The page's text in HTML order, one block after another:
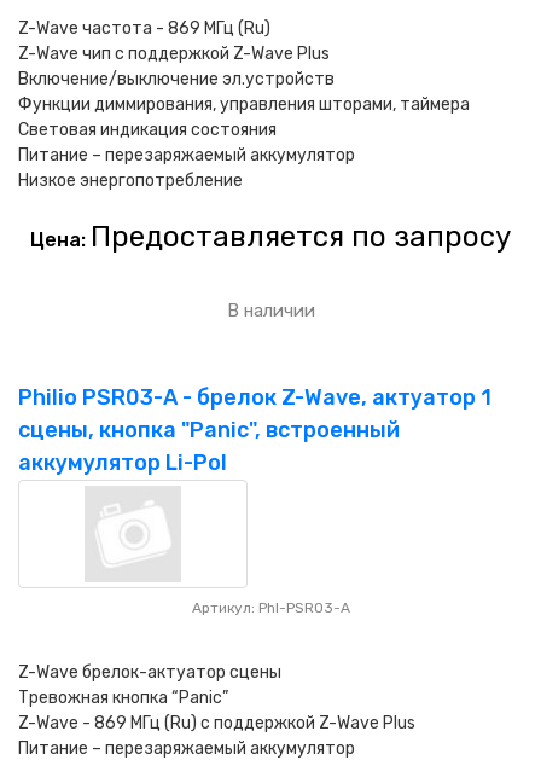
Z-Wave частота - 869 МГц (Ru)
Z-Wave чип с поддержкой Z-Wave Plus
Включение/выключение эл.устройств
Функции диммирования, управления шторами, таймера
Световая индикация состояния
Питание – перезаряжаемый аккумулятор
Низкое энергопотребление
Цена: Предоставляется по запросу
В наличии
Philio PSR03-A - брелок Z-Wave, актуатор 1
сцены, кнопка "Panic", встроенный
аккумулятор Li-Pol
Артикул: Phl-PSR03-A
Z-Wave брелок-актуатор сцены
Тревожная кнопка “Panic”
Z-Wave - 869 МГц (Ru) с поддержкой Z-Wave Plus
Питание – перезаряжаемый аккумулятор